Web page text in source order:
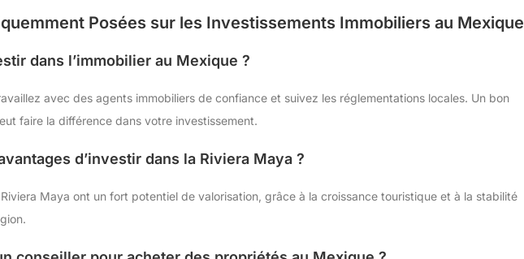
Posées sur les Investissements Immobiliers au Mexique
dans l’immobilier au Mexique ?
avec des agents immobiliers de confiance et suivez les réglementations locales. Un bon
faire la différence dans votre investissement.
d’investir dans la Riviera Maya ?
Maya ont un fort potentiel de valorisation, grâce à la croissance touristique et à la stabilité